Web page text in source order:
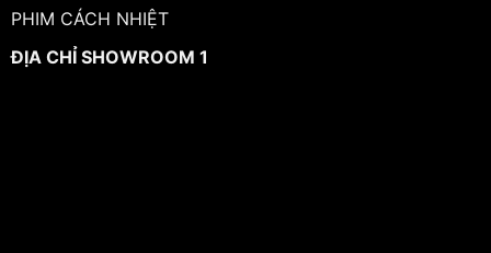
PHIM CÁCH NHIỆT
ĐỊA CHỈ SHOWROOM 1